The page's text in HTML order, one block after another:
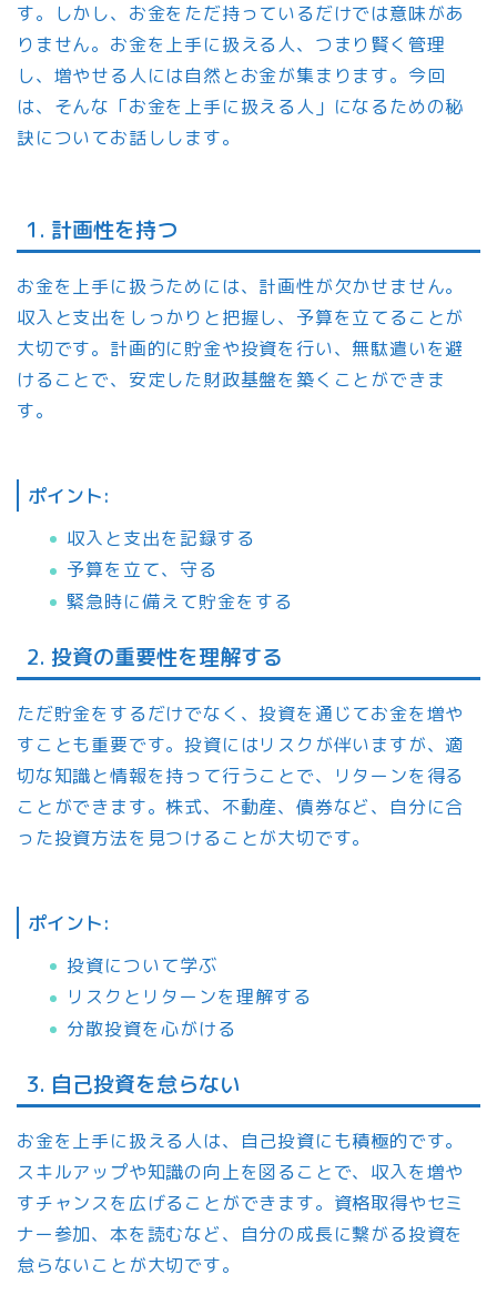
す。しかし、お金をただ持っているだけでは意味があ
りません。お金を上手に扱える人、つまり賢く管理
し、増やせる人には自然とお金が集まります。今回
は、そんな「お金を上手に扱える人」になるための秘
訣についてお話しします。
1. 計画性を持つ
お金を上手に扱うためには、計画性が欠かせません。
収入と支出をしっかりと把握し、予算を立てることが
大切です。計画的に貯金や投資を行い、無駄遣いを避
けることで、安定した財政基盤を築くことができま
す。
ポイント:
収入と支出を記録する
予算を立て、守る
緊急時に備えて貯金をする
2. 投資の重要性を理解する
ただ貯金をするだけでなく、投資を通じてお金を増や
すことも重要です。投資にはリスクが伴いますが、適
切な知識と情報を持って行うことで、リターンを得る
ことができます。株式、不動産、債券など、自分に合
った投資方法を見つけることが大切です。
ポイント:
投資について学ぶ
リスクとリターンを理解する
分散投資を心がける
3. 自己投資を怠らない
お金を上手に扱える人は、自己投資にも積極的です。
スキルアップや知識の向上を図ることで、収入を増や
すチャンスを広げることができます。資格取得やセミ
ナー参加、本を読むなど、自分の成長に繋がる投資を
怠らないことが大切です。